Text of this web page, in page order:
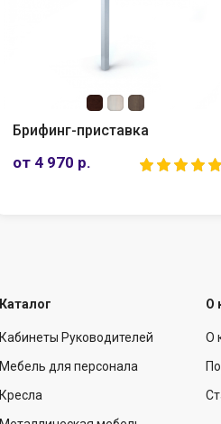
Брифинг-приставка
от 4 970 р.
Каталог
Кабинеты Руководителей
Мебель для персонала
Кресла
О
О